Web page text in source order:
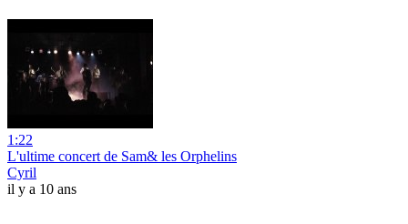
1:22
L'ultime concert de Sam& les Orphelins
Cyril
il y a 10 ans